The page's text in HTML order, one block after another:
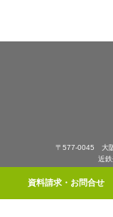
資料請求・お問合せ
〒577-0045 大
近